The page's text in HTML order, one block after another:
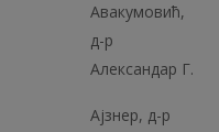
Авакумовић,
д-р
Александар Г.
Ајзнер, д-р